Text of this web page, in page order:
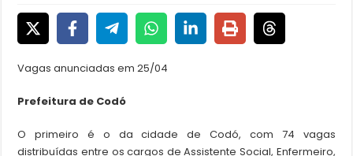
Vagas anunciadas em 25/04
Prefeitura de Codó
O primeiro é o da cidade de Codó, com 74 vagas
distribuídas entre os cargos de Assistente Social, Enfermeiro,